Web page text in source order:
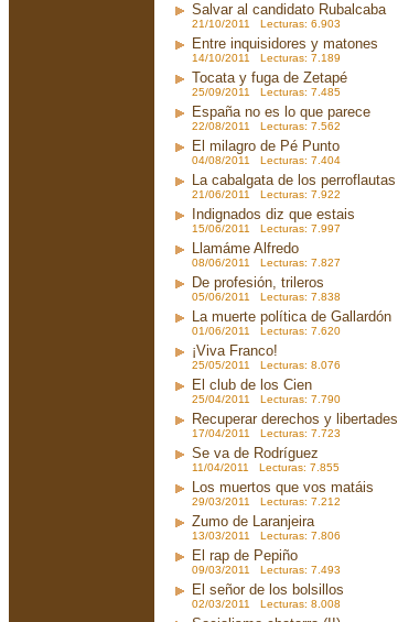
Salvar al candidato Rubalcaba
21/10/2011 Lecturas: 6.903
Entre inquisidores y matones
14/10/2011 Lecturas: 7.189
Tocata y fuga de Zetapé
25/09/2011 Lecturas: 7.485
España no es lo que parece
22/08/2011 Lecturas: 7.562
El milagro de Pé Punto
04/08/2011 Lecturas: 7.404
La cabalgata de los perroflautas
21/06/2011 Lecturas: 7.922
Indignados diz que estais
15/06/2011 Lecturas: 7.997
Llamáme Alfredo
08/06/2011 Lecturas: 7.827
De profesión, trileros
05/06/2011 Lecturas: 7.838
La muerte política de Gallardón
01/06/2011 Lecturas: 7.620
¡Viva Franco!
25/05/2011 Lecturas: 8.076
El club de los Cien
25/04/2011 Lecturas: 7.790
Recuperar derechos y libertades
17/04/2011 Lecturas: 7.723
Se va de Rodríguez
11/04/2011 Lecturas: 7.855
Los muertos que vos matáis
29/03/2011 Lecturas: 7.212
Zumo de Laranjeira
13/03/2011 Lecturas: 7.806
El rap de Pepiño
09/03/2011 Lecturas: 7.493
El señor de los bolsillos
02/03/2011 Lecturas: 8.008